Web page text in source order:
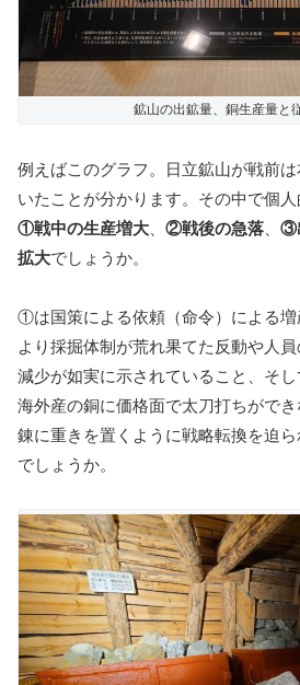
鉱山の出鉱量、銅生産量と
例えばこのグラフ。日立鉱山が戦前
いたことが分かります。その中で個人
①戦中の生産増大
②戦後の急落
③
拡大でしょうか。
①は国策による依頼（命令）による
より採掘体制が荒れ果てた反動や人
減少が如実に示されていること、そ
海外産の銅に価格面で太刀打ちがで
錬に重きを置くように戦略転換を迫
でしょうか。